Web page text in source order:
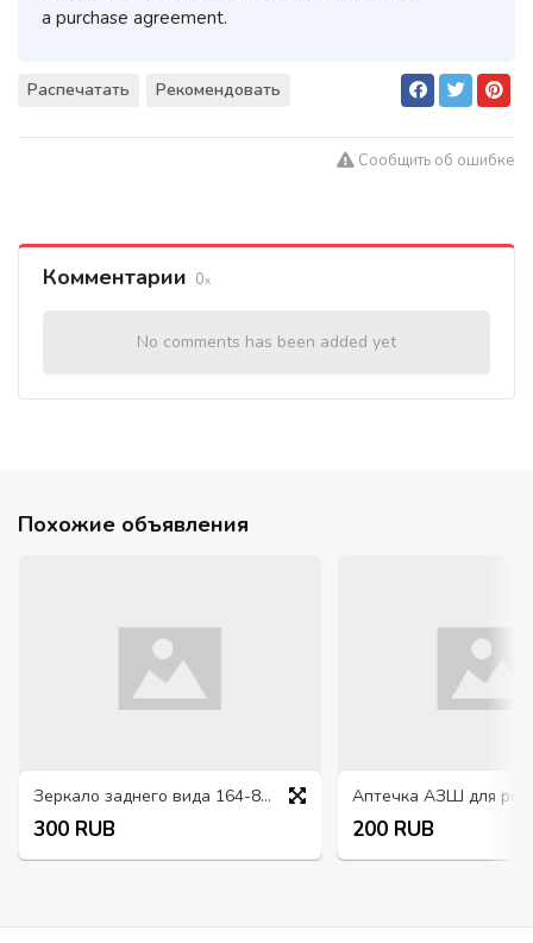
a purchase agreement.
Распечатать Рекомендовать
Сообщить об ошибке
Комментарии 0
No comments has been added yet
Похожие объявления
Зеркало заднего вида 164-8201015-01
300 RUB 200 RUB